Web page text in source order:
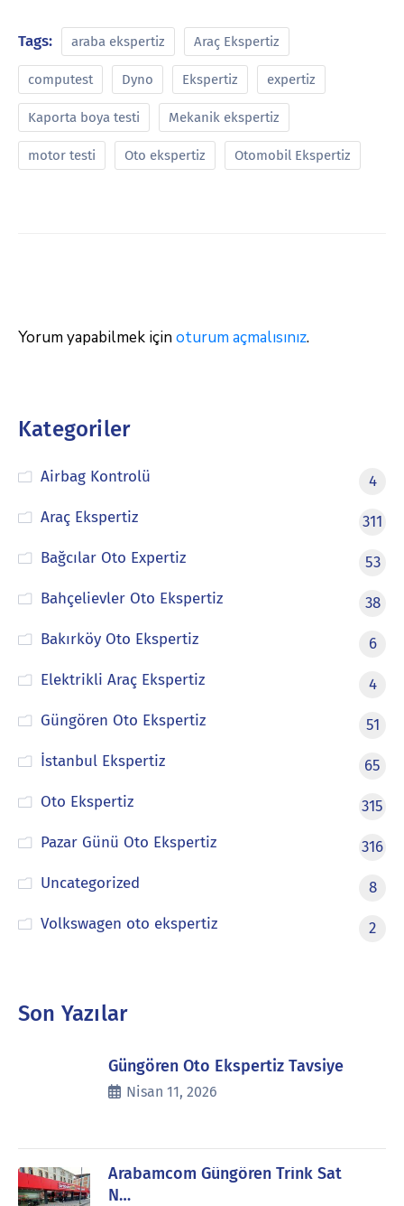
Tags: araba ekspertiz Araç Ekspertiz
computest Dyno Ekspertiz expertiz
Kaporta boya testi Mekanik ekspertiz
motor testi Oto ekspertiz Otomobil Ekspertiz
Yorum yapabilmek içinoturum açmalısınız.
Kategoriler
Airbag Kontrolü
4
Araç Ekspertiz
311
Bağcılar Oto Expertiz
53
Bahçelievler Oto Ekspertiz
38
Bakırköy Oto Ekspertiz
6
Elektrikli Araç Ekspertiz
4
Güngören Oto Ekspertiz
51
İstanbul Ekspertiz
65
Oto Ekspertiz
315
Pazar Günü Oto Ekspertiz
316
Uncategorized
8
Volkswagen oto ekspertiz
2
Son Yazılar
Güngören Oto Ekspertiz Tavsiye
Nisan 11, 2026
Arabamcom Güngören Trink Sat
N…